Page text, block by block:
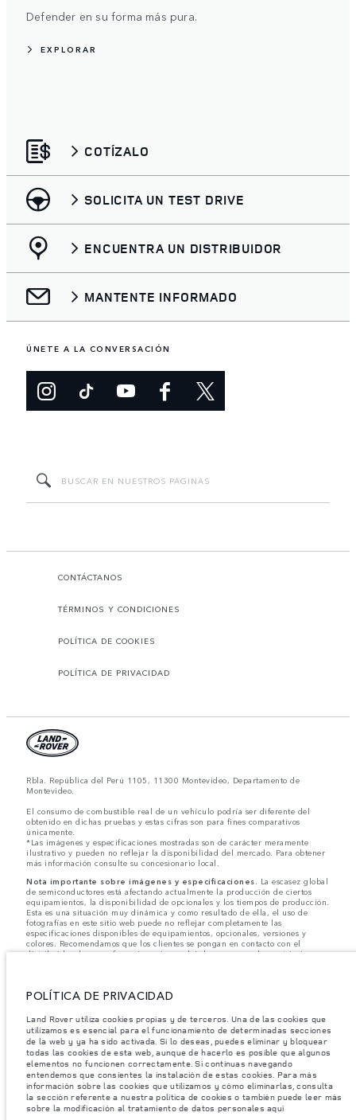
Defender en su forma más pura.
EXPLORAR
COTÍZALO
SOLICITA UN TEST DRIVE
ENCUENTRA UN DISTRIBUIDOR
MANTENTE INFORMADO
ÚNETE A LA CONVERSACIÓN
CONTÁCTANOS
TÉRMINOS Y CONDICIONES
POLÍTICA DE COOKIES
POLÍTICA DE PRIVACIDAD
Rbla. República del Perú 1105, 11300 Montevideo, Departamento de
Montevideo.
El consumo de combustible real de un vehículo podría ser diferente del
obtenido en dichas pruebas y estas cifras son para fines comparativos
únicamente.
*Las imágenes y especificaciones mostradas son de carácter meramente
ilustrativo y pueden no reflejar la disponibilidad del mercado. Para obtener
más información consulte su concesionario local.
Nota importante sobre imágenes y especificaciones.
La escasez global
de semiconductores está afectando actualmente la producción de ciertos
equipamientos, la disponibilidad de opcionales y los tiempos de producción.
Esta es una situación muy dinámica y como resultado de ella, el uso de
fotografías en este sitio web puede no reflejar completamente las
especificaciones disponibles de equipamientos, opcionales, versiones y
colores. Recomendamos que los clientes se pongan en contacto con el
distribuidor de su preferencia, quien podrá dar a conocer las restricciones
Jaguar Land Rover Limited busca constantemente nuevas formas de mejorar
accesorios, por lo que se producen modificaciones de forma continua y sin
previo aviso. Según el modelo, algunas funciones serán opcionales o
vendrán incluidas de serie. La información, las especificaciones, los motores
y los colores que aparecen en esta página web se basan en las
especificaciones europeas. Estos pueden variar en función del mercado y
pueden ser modificados sin previo aviso. Algunos vehículos se muestran con
equipamiento opcional y accesorios originales que pueden no estar
disponibles en todos los mercados. Ponte en contacto con tu concesionario
local para consultar disponibilidad y precios.
POLÍTICA DE PRIVACIDAD
Land Rover utiliza cookies propias y de terceros. Una de las cookies que
utilizamos es esencial para el funcionamiento de determinadas secciones
de la web y ya ha sido activada. Si lo deseas, puedes eliminar y bloquear
todas las cookies de esta web, aunque de hacerlo es posible que algunos
elementos no funcionen correctamente. Si continuas navegando
entendemos que consientes la instalación de estas cookies. Para más
información sobre las cookies que utilizamos y cómo eliminarlas, consulta
la sección referente a nuestra política de cookies o también puede leer más
sobre la modificación al tratamiento de datos personales aquí